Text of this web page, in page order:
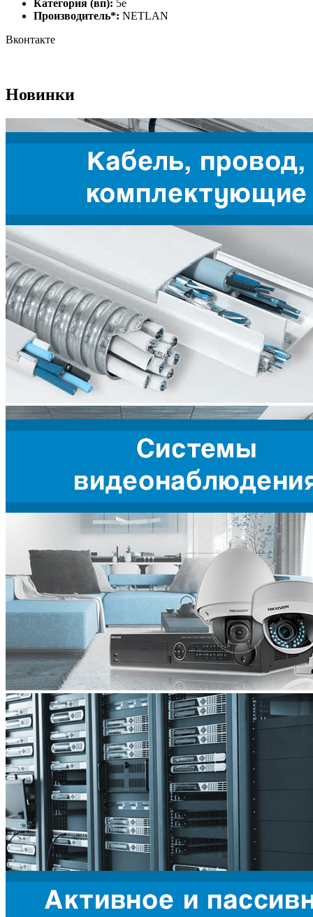
Категория (вп): 5e
Производитель*: NETLAN
Вконтакте
Новинки